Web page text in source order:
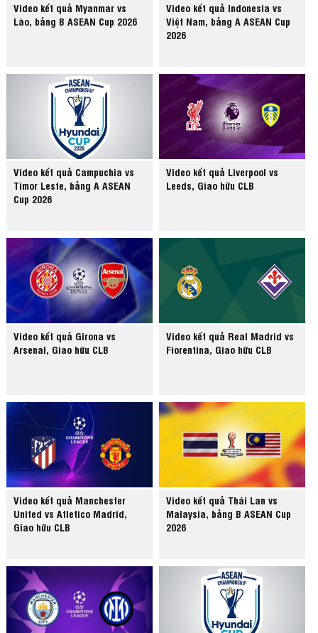
Video kết quả Myanmar vs
Lào, bảng B ASEAN Cup 2026
Video kết quả Indonesia vs
Việt Nam, bảng A ASEAN Cup
2026
Video kết quả Campuchia vs
Timor Leste, bảng A ASEAN
Cup 2026
Video kết quả Liverpool vs
Leeds, Giao hữu CLB
Video kết quả Girona vs
Arsenal, Giao hữu CLB
Video kết quả Real Madrid vs
Fiorentina, Giao hữu CLB
Video kết quả Manchester
United vs Atletico Madrid,
Giao hữu CLB
Video kết quả Thái Lan vs
Malaysia, bảng B ASEAN Cup
2026